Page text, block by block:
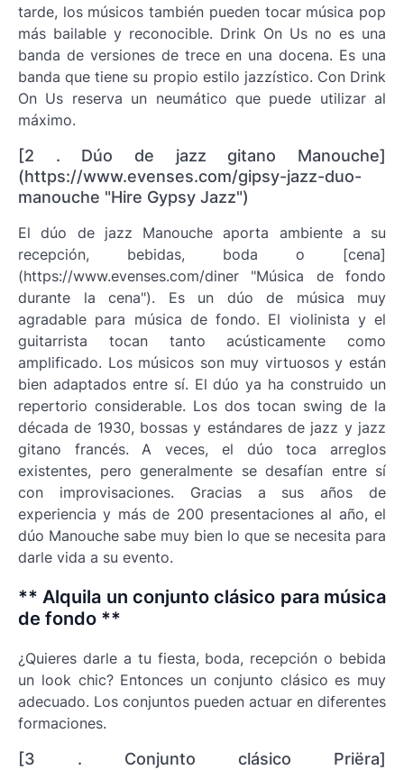
tarde, los músicos también pueden tocar música pop
más bailable y reconocible. Drink On Us no es una
banda de versiones de trece en una docena. Es una
banda que tiene su propio estilo jazzístico. Con Drink
On Us reserva un neumático que puede utilizar al
máximo.
[2 . Dúo de jazz gitano Manouche]
(https://www.evenses.com/gipsy-jazz-duo-
manouche "Hire Gypsy Jazz")
El dúo de jazz Manouche aporta ambiente a su
recepción, bebidas, boda o [cena]
(https://www.evenses.com/diner "Música de fondo
durante la cena"). Es un dúo de música muy
agradable para música de fondo. El violinista y el
guitarrista tocan tanto acústicamente como
amplificado. Los músicos son muy virtuosos y están
bien adaptados entre sí. El dúo ya ha construido un
repertorio considerable. Los dos tocan swing de la
década de 1930, bossas y estándares de jazz y jazz
gitano francés. A veces, el dúo toca arreglos
existentes, pero generalmente se desafían entre sí
con improvisaciones. Gracias a sus años de
experiencia y más de 200 presentaciones al año, el
dúo Manouche sabe muy bien lo que se necesita para
darle vida a su evento.
** Alquila un conjunto clásico para música
de fondo **
¿Quieres darle a tu fiesta, boda, recepción o bebida
un look chic? Entonces un conjunto clásico es muy
adecuado. Los conjuntos pueden actuar en diferentes
formaciones.
[3 . Conjunto clásico Priëra]